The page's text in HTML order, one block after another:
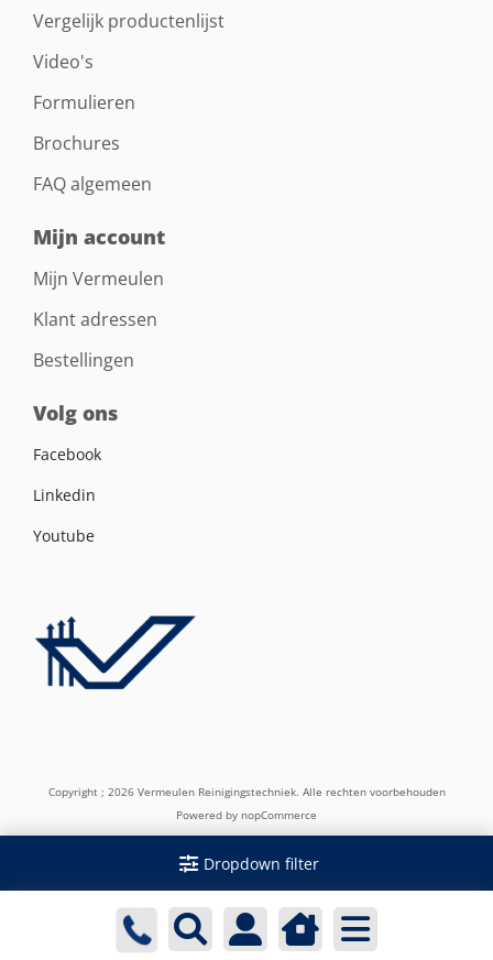
Dropdown filter
Vergelijk productenlijst
Video's
Formulieren
Brochures
FAQ algemeen
Mijn account
Mijn Vermeulen
Klant adressen
Bestellingen
Volg ons
Facebook
Linkedin
Youtube
Copyright ; 2026 Vermeulen Reinigingstechniek. Alle rechten voorbehouden
Powered by nopCommerce